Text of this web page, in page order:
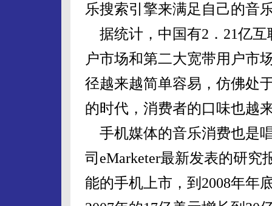
乐搜索引擎来满足自己的音
据统计，中国有2．21亿互
户市场和第二大宽带用户市
径越来越简单容易，仿佛处
的时代，消费者的口味也越
手机媒体的音乐消费也是
司eMarketer最新发表的研
能的手机上市，到2008年年